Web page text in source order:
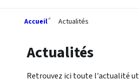
Accueil Actualités
Actualités
Retrouvez ici toute l'actualité